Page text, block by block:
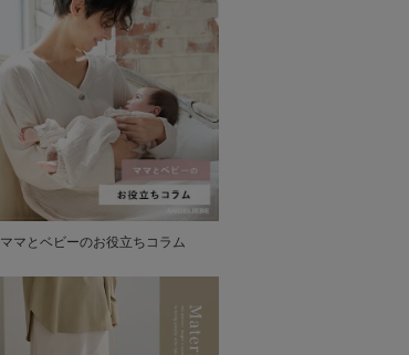
ママとベビーのお役立ちコラム